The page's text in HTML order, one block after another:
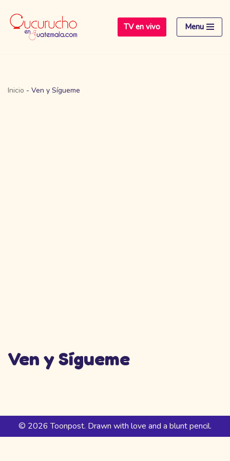
Saltar
TV en vivo Menu
Inicio - Ven y Sígueme
Ven y Sígueme
© 2026 Toonpost. Drawn with love and a blunt pencil.